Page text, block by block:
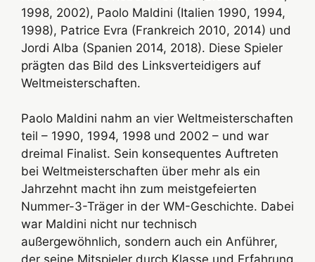
1998, 2002), Paolo Maldini (Italien 1990, 1994,
1998), Patrice Evra (Frankreich 2010, 2014) und
Jordi Alba (Spanien 2014, 2018). Diese Spieler
prägten das Bild des Linksverteidigers auf
Weltmeisterschaften.
Paolo Maldini nahm an vier Weltmeisterschaften
teil – 1990, 1994, 1998 und 2002 – und war
dreimal Finalist. Sein konsequentes Auftreten
bei Weltmeisterschaften über mehr als ein
Jahrzehnt macht ihn zum meistgefeierten
Nummer-3-Träger in der WM-Geschichte. Dabei
war Maldini nicht nur technisch
außergewöhnlich, sondern auch ein Anführer,